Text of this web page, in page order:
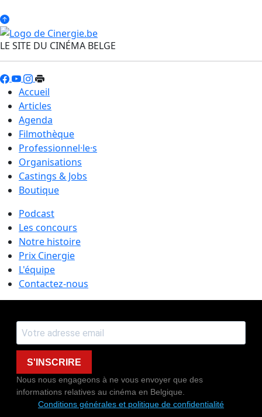
LE SITE DU CINÉMA BELGE
Accueil
Articles
Agenda
Filmothèque
Professionnel·le·s
Organisations
Castings & Jobs
Boutique
Podcast
Les concours
Notre histoire
Prix Cinergie
L'équipe
Contactez-nous
S'INSCRIRE
Nous nous engageons à ne vous envoyer que des
informations relatives au cinéma en Belgique.
Conditions générales et politique de confidentialité